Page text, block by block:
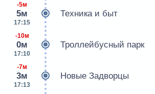
-5м
5м
17:15
Техника и быт
-10м
0м
17:10
Троллейбусный парк
-7м
3м
17:13
Новые Задворцы